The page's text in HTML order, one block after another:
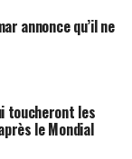
le débat
en Ligue 1
ce
annonce qu’il ne
toucheront les
le Mondial